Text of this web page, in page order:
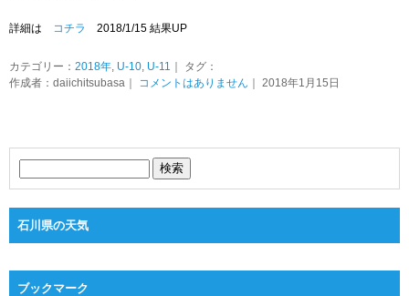
詳細は コチラ 2018/1/15 結果UP
カテゴリー： 2018年, U-10, U-11 ｜ タグ：
作成者：daiichitsubasa｜ コメントはありません ｜ 2018年1月15日
石川県の天気
ブックマーク